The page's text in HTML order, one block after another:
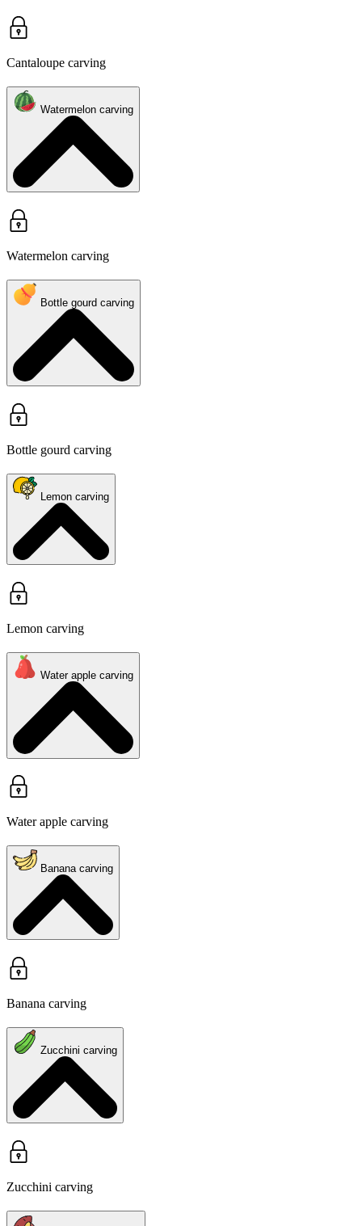
Cantaloupe carving
Watermelon carving
Watermelon carving
Bottle gourd carving
Bottle gourd carving
Lemon carving
Lemon carving
Water apple carving
Water apple carving
Banana carving
Banana carving
Zucchini carving
Zucchini carving